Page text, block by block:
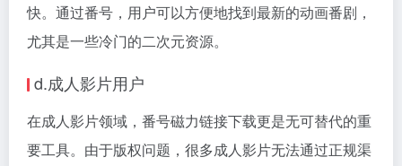
快。通过番号，用户可以方便地找到最新的动画番剧，
尤其是一些冷门的二次元资源。
d.成人影片用户
在成人影片领域，番号磁力链接下载更是无可替代的重
要工具。由于版权问题，很多成人影片无法通过正规渠